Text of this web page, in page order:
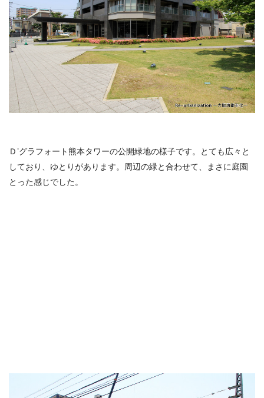
Ｄ’グラフォート熊本タワーの公開緑地の様子です。とても広々と
しており、ゆとりがあります。周辺の緑と合わせて、まさに庭園
とった感じでした。